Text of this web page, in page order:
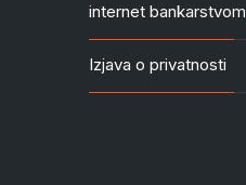
internet bankarstvom
Izjava o privatnosti